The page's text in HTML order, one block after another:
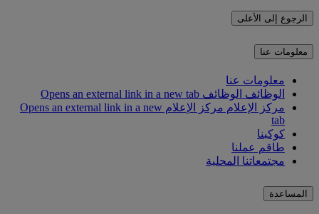
الرجوع إلى الأعلى
معلومات عنا
معلومات عنا
الوظائف الوظائف Opens an external link in a new tab
مركز الإعلام
مركز الإعلام Opens an external link in a new
tab
كوكبنا
طاقم عملنا
مجتمعاتنا المحلية
المساعدة